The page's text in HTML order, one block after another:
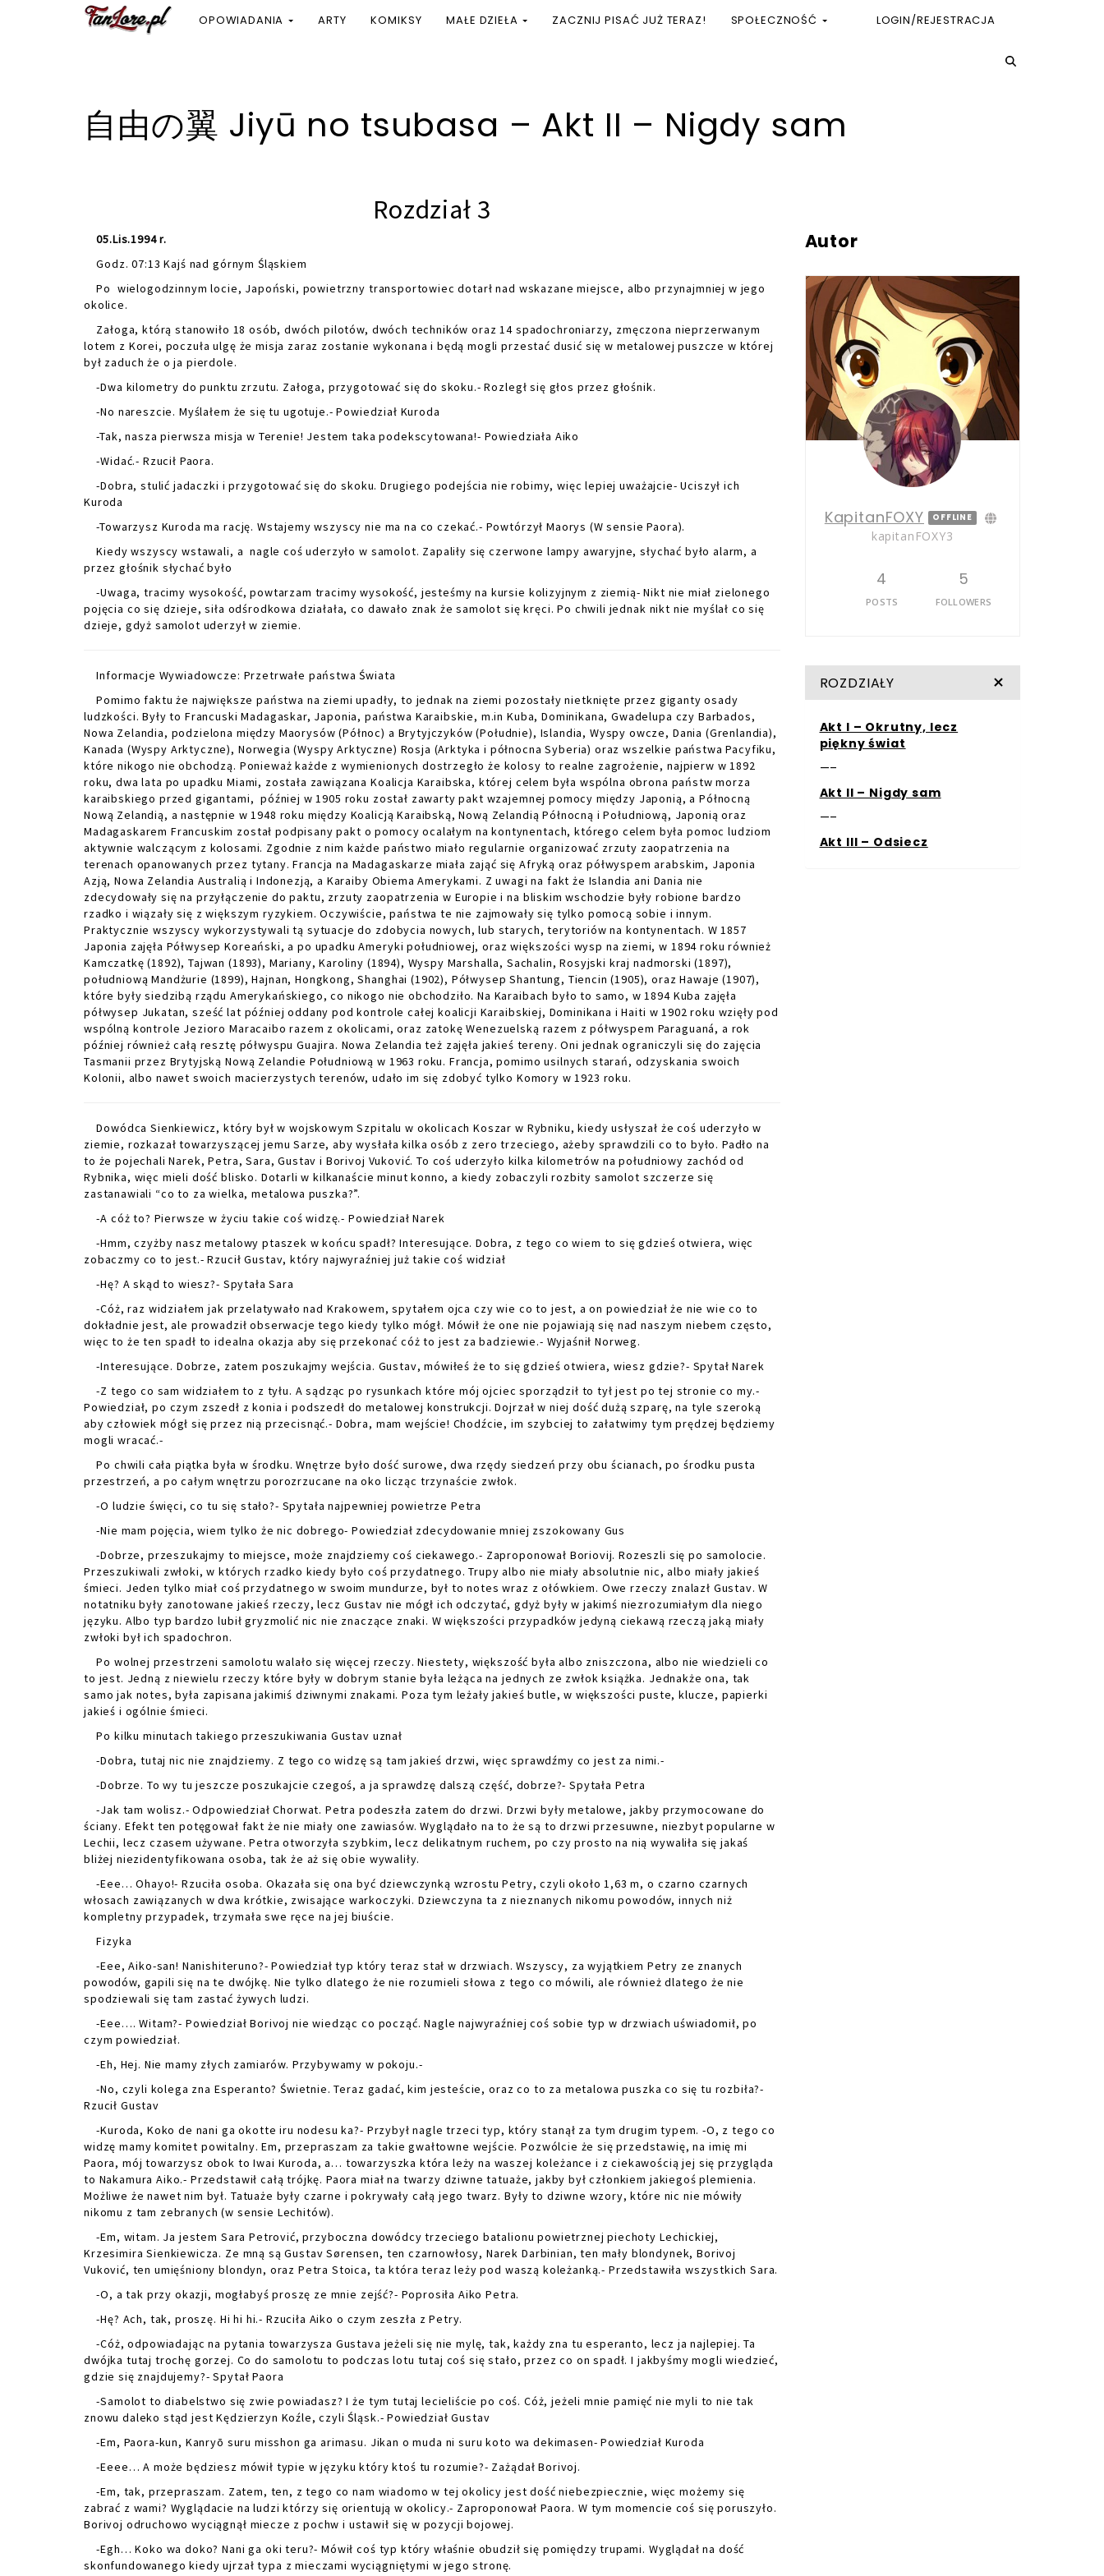
OPOWIADANIA ARTY KOMIKSY MAŁE DZIEŁA ZACZNIJ PISAĆ JUŻ TERAZ! SPOŁECZNOŚĆ LOGIN/REJESTRACJA
自由の翼 Jiyū no tsubasa – Akt II – Nigdy sam
Rozdział 3
05.Lis.1994 r.
Godz. 07:13 Kajś nad górnym Śląskiem
Po wielogodzinnym locie, Japoński, powietrzny transportowiec dotarł nad wskazane miejsce, albo przynajmniej w jego
okolice.
Załoga, którą stanowiło 18 osób, dwóch pilotów, dwóch techników oraz 14 spadochroniarzy, zmęczona nieprzerwanym
lotem z Korei, poczuła ulgę że misja zaraz zostanie wykonana i będą mogli przestać dusić się w metalowej puszcze w której
był zaduch że o ja pierdole.
-Dwa kilometry do punktu zrzutu. Załoga, przygotować się do skoku.- Rozległ się głos przez głośnik.
-No nareszcie. Myślałem że się tu ugotuje.- Powiedział Kuroda
-Tak, nasza pierwsza misja w Terenie! Jestem taka podekscytowana!- Powiedziała Aiko
-Widać.- Rzucił Paora.
-Dobra, stulić jadaczki i przygotować się do skoku. Drugiego podejścia nie robimy, więc lepiej uważajcie- Uciszył ich
Kuroda
-Towarzysz Kuroda ma rację. Wstajemy wszyscy nie ma na co czekać.- Powtórzył Maorys (W sensie Paora).
Kiedy wszyscy wstawali, a nagle coś uderzyło w samolot. Zapaliły się czerwone lampy awaryjne, słychać było alarm, a
przez głośnik słychać było
-Uwaga, tracimy wysokość, powtarzam tracimy wysokość, jesteśmy na kursie kolizyjnym z ziemią- Nikt nie miał zielonego
pojęcia co się dzieje, siła odśrodkowa działała, co dawało znak że samolot się kręci. Po chwili jednak nikt nie myślał co się
dzieje, gdyż samolot uderzył w ziemie.
Informacje Wywiadowcze: Przetrwałe państwa Świata
Pomimo faktu że największe państwa na ziemi upadły, to jednak na ziemi pozostały nietknięte przez giganty osady
ludzkości. Były to Francuski Madagaskar, Japonia, państwa Karaibskie, m.in Kuba, Dominikana, Gwadelupa czy Barbados,
Nowa Zelandia, podzielona między Maorysów (Północ) a Brytyjczyków (Południe), Islandia, Wyspy owcze, Dania (Grenlandia),
Kanada (Wyspy Arktyczne), Norwegia (Wyspy Arktyczne) Rosja (Arktyka i północna Syberia) oraz wszelkie państwa Pacyfiku,
które nikogo nie obchodzą. Ponieważ każde z wymienionych dostrzegło że kolosy to realne zagrożenie, najpierw w 1892
roku, dwa lata po upadku Miami, została zawiązana Koalicja Karaibska, której celem była wspólna obrona państw morza
karaibskiego przed gigantami, później w 1905 roku został zawarty pakt wzajemnej pomocy między Japonią, a Północną
Nową Zelandią, a następnie w 1948 roku między Koalicją Karaibską, Nową Zelandią Północną i Południową, Japonią oraz
Madagaskarem Francuskim został podpisany pakt o pomocy ocalałym na kontynentach, którego celem była pomoc ludziom
aktywnie walczącym z kolosami. Zgodnie z nim każde państwo miało regularnie organizować zrzuty zaopatrzenia na
terenach opanowanych przez tytany. Francja na Madagaskarze miała zająć się Afryką oraz półwyspem arabskim, Japonia
Azją, Nowa Zelandia Australią i Indonezją, a Karaiby Obiema Amerykami. Z uwagi na fakt że Islandia ani Dania nie
zdecydowały się na przyłączenie do paktu, zrzuty zaopatrzenia w Europie i na bliskim wschodzie były robione bardzo
rzadko i wiązały się z większym ryzykiem. Oczywiście, państwa te nie zajmowały się tylko pomocą sobie i innym.
Praktycznie wszyscy wykorzystywali tą sytuacje do zdobycia nowych, lub starych, terytoriów na kontynentach. W 1857
Japonia zajęła Półwysep Koreański, a po upadku Ameryki południowej, oraz większości wysp na ziemi, w 1894 roku również
Kamczatkę (1892), Tajwan (1893), Mariany, Karoliny (1894), Wyspy Marshalla, Sachalin, Rosyjski kraj nadmorski (1897),
południową Mandżurie (1899), Hajnan, Hongkong, Shanghai (1902), Półwysep Shantung, Tiencin (1905), oraz Hawaje (1907),
które były siedzibą rządu Amerykańskiego, co nikogo nie obchodziło. Na Karaibach było to samo, w 1894 Kuba zajęła
półwysep Jukatan, sześć lat później oddany pod kontrole całej koalicji Karaibskiej, Dominikana i Haiti w 1902 roku wzięły pod
wspólną kontrole Jezioro Maracaibo razem z okolicami, oraz zatokę Wenezuelską razem z półwyspem Paraguaná, a rok
później również całą resztę półwyspu Guajira. Nowa Zelandia też zajęła jakieś tereny. Oni jednak ograniczyli się do zajęcia
Tasmanii przez Brytyjską Nową Zelandie Południową w 1963 roku. Francja, pomimo usilnych starań, odzyskania swoich
Kolonii, albo nawet swoich macierzystych terenów, udało im się zdobyć tylko Komory w 1923 roku.
Dowódca Sienkiewicz, który był w wojskowym Szpitalu w okolicach Koszar w Rybniku, kiedy usłyszał że coś uderzyło w
ziemie, rozkazał towarzyszącej jemu Sarze, aby wysłała kilka osób z zero trzeciego, ażeby sprawdzili co to było. Padło na
to że pojechali Narek, Petra, Sara, Gustav i Borivoj Vuković. To coś uderzyło kilka kilometrów na południowy zachód od
Rybnika, więc mieli dość blisko. Dotarli w kilkanaście minut konno, a kiedy zobaczyli rozbity samolot szczerze się
zastanawiali “co to za wielka, metalowa puszka?”.
-A cóż to? Pierwsze w życiu takie coś widzę.- Powiedział Narek
-Hmm, czyżby nasz metalowy ptaszek w końcu spadł? Interesujące. Dobra, z tego co wiem to się gdzieś otwiera, więc
zobaczmy co to jest.- Rzucił Gustav, który najwyraźniej już takie coś widział
-Hę? A skąd to wiesz?- Spytała Sara
-Cóż, raz widziałem jak przelatywało nad Krakowem, spytałem ojca czy wie co to jest, a on powiedział że nie wie co to
dokładnie jest, ale prowadził obserwacje tego kiedy tylko mógł. Mówił że one nie pojawiają się nad naszym niebem często,
więc to że ten spadł to idealna okazja aby się przekonać cóż to jest za badziewie.- Wyjaśnił Norweg.
-Interesujące. Dobrze, zatem poszukajmy wejścia. Gustav, mówiłeś że to się gdzieś otwiera, wiesz gdzie?- Spytał Narek
-Z tego co sam widziałem to z tyłu. A sądząc po rysunkach które mój ojciec sporządził to tył jest po tej stronie co my.-
Powiedział, po czym zszedł z konia i podszedł do metalowej konstrukcji. Dojrzał w niej dość dużą szparę, na tyle szeroką
aby człowiek mógł się przez nią przecisnąć.- Dobra, mam wejście! Chodźcie, im szybciej to załatwimy tym prędzej będziemy
mogli wracać.-
Po chwili cała piątka była w środku. Wnętrze było dość surowe, dwa rzędy siedzeń przy obu ścianach, po środku pusta
przestrzeń, a po całym wnętrzu porozrzucane na oko licząc trzynaście zwłok.
-O ludzie święci, co tu się stało?- Spytała najpewniej powietrze Petra
-Nie mam pojęcia, wiem tylko że nic dobrego- Powiedział zdecydowanie mniej zszokowany Gus
-Dobrze, przeszukajmy to miejsce, może znajdziemy coś ciekawego.- Zaproponował Boriovij. Rozeszli się po samolocie.
Przeszukiwali zwłoki, w których rzadko kiedy było coś przydatnego. Trupy albo nie miały absolutnie nic, albo miały jakieś
śmieci. Jeden tylko miał coś przydatnego w swoim mundurze, był to notes wraz z ołówkiem. Owe rzeczy znalazł Gustav. W
notatniku były zanotowane jakieś rzeczy, lecz Gustav nie mógł ich odczytać, gdyż były w jakimś niezrozumiałym dla niego
języku. Albo typ bardzo lubił gryzmolić nic nie znaczące znaki. W większości przypadków jedyną ciekawą rzeczą jaką miały
zwłoki był ich spadochron.
Po wolnej przestrzeni samolotu walało się więcej rzeczy. Niestety, większość była albo zniszczona, albo nie wiedzieli co
to jest. Jedną z niewielu rzeczy które były w dobrym stanie była leżąca na jednych ze zwłok książka. Jednakże ona, tak
samo jak notes, była zapisana jakimiś dziwnymi znakami. Poza tym leżały jakieś butle, w większości puste, klucze, papierki
jakieś i ogólnie śmieci.
Po kilku minutach takiego przeszukiwania Gustav uznał
-Dobra, tutaj nic nie znajdziemy. Z tego co widzę są tam jakieś drzwi, więc sprawdźmy co jest za nimi.-
-Dobrze. To wy tu jeszcze poszukajcie czegoś, a ja sprawdzę dalszą część, dobrze?- Spytała Petra
-Jak tam wolisz.- Odpowiedział Chorwat. Petra podeszła zatem do drzwi. Drzwi były metalowe, jakby przymocowane do
ściany. Efekt ten potęgował fakt że nie miały one zawiasów. Wyglądało na to że są to drzwi przesuwne, niezbyt popularne w
Lechii, lecz czasem używane. Petra otworzyła szybkim, lecz delikatnym ruchem, po czy prosto na nią wywaliła się jakaś
bliżej niezidentyfikowana osoba, tak że aż się obie wywaliły.
-Eee… Ohayo!- Rzuciła osoba. Okazała się ona być dziewczynką wzrostu Petry, czyli około 1,63 m, o czarno czarnych
włosach zawiązanych w dwa krótkie, zwisające warkoczyki. Dziewczyna ta z nieznanych nikomu powodów, innych niż
kompletny przypadek, trzymała swe ręce na jej biuście.
Fizyka
-Eee, Aiko-san! Nanishiteruno?- Powiedział typ który teraz stał w drzwiach. Wszyscy, za wyjątkiem Petry ze znanych
powodów, gapili się na te dwójkę. Nie tylko dlatego że nie rozumieli słowa z tego co mówili, ale również dlatego że nie
spodziewali się tam zastać żywych ludzi.
-Eee…. Witam?- Powiedział Borivoj nie wiedząc co począć. Nagle najwyraźniej coś sobie typ w drzwiach uświadomił, po
czym powiedział.
-Eh, Hej. Nie mamy złych zamiarów. Przybywamy w pokoju.-
-No, czyli kolega zna Esperanto? Świetnie. Teraz gadać, kim jesteście, oraz co to za metalowa puszka co się tu rozbiła?-
Rzucił Gustav
-Kuroda, Koko de nani ga okotte iru nodesu ka?- Przybył nagle trzeci typ, który stanął za tym drugim typem. -O, z tego co
widzę mamy komitet powitalny. Em, przepraszam za takie gwałtowne wejście. Pozwólcie że się przedstawię, na imię mi
Paora, mój towarzysz obok to Iwai Kuroda, a… towarzyszka która leży na waszej koleżance i z ciekawością jej się przygląda
to Nakamura Aiko.- Przedstawił całą trójkę. Paora miał na twarzy dziwne tatuaże, jakby był członkiem jakiegoś plemienia.
Możliwe że nawet nim był. Tatuaże były czarne i pokrywały całą jego twarz. Były to dziwne wzory, które nic nie mówiły
nikomu z tam zebranych (w sensie Lechitów).
-Em, witam. Ja jestem Sara Petrović, przyboczna dowódcy trzeciego batalionu powietrznej piechoty Lechickiej,
Krzesimira Sienkiewicza. Ze mną są Gustav Sørensen, ten czarnowłosy, Narek Darbinian, ten mały blondynek, Borivoj
Vuković, ten umięśniony blondyn, oraz Petra Stoica, ta która teraz leży pod waszą koleżanką.- Przedstawiła wszystkich Sara.
-O, a tak przy okazji, mogłabyś proszę ze mnie zejść?- Poprosiła Aiko Petra.
-Hę? Ach, tak, proszę. Hi hi hi.- Rzuciła Aiko o czym zeszła z Petry.
-Cóż, odpowiadając na pytania towarzysza Gustava jeżeli się nie mylę, tak, każdy zna tu esperanto, lecz ja najlepiej. Ta
dwójka tutaj trochę gorzej. Co do samolotu to podczas lotu tutaj coś się stało, przez co on spadł. I jakbyśmy mogli wiedzieć,
gdzie się znajdujemy?- Spytał Paora
-Samolot to diabelstwo się zwie powiadasz? I że tym tutaj lecieliście po coś. Cóż, jeżeli mnie pamięć nie myli to nie tak
znowu daleko stąd jest Kędzierzyn Koźle, czyli Śląsk.- Powiedział Gustav
-Em, Paora-kun, Kanryō suru misshon ga arimasu. Jikan o muda ni suru koto wa dekimasen- Powiedział Kuroda
-Eeee… A może będziesz mówił typie w języku który ktoś tu rozumie?- Zażądał Borivoj.
-Em, tak, przepraszam. Zatem, ten, z tego co nam wiadomo w tej okolicy jest dość niebezpiecznie, więc możemy się
zabrać z wami? Wyglądacie na ludzi którzy się orientują w okolicy.- Zaproponował Paora. W tym momencie coś się poruszyło.
Borivoj odruchowo wyciągnął miecze z pochw i ustawił się w pozycji bojowej.
-Egh… Koko wa doko? Nani ga oki teru?- Mówił coś typ który właśnie obudził się pomiędzy trupami. Wyglądał na dość
skonfundowanego kiedy ujrzał typa z mieczami wyciągniętymi w jego stronę.
Autor
KapitanFOXY OFFLINE
kapitanFOXY3
4
POSTS
5
FOLLOWERS
ROZDZIAŁY
Akt I – Okrutny, lecz
piękny świat
—–
Akt II – Nigdy sam
—–
Akt III – Odsiecz